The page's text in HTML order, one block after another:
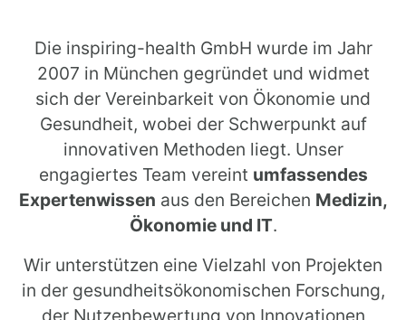
Die inspiring-health GmbH wurde im Jahr
2007 in München gegründet und widmet
sich der Vereinbarkeit von Ökonomie und
Gesundheit, wobei der Schwerpunkt auf
innovativen Methoden liegt. Unser
engagiertes Team vereint umfassendes
Expertenwissen aus den Bereichen Medizin,
Ökonomie und IT.
Wir unterstützen eine Vielzahl von Projekten
in der gesundheitsökonomischen Forschung,
der Nutzenbewertung von Innovationen